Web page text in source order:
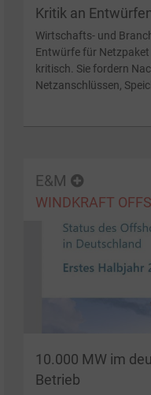
Kritik an
Wirtschafts- und
Entwürfe für Netzpaket
kritisch. Sie fordern
Netzanschlüssen,
E&M
WINDKRAFT
10.000 MW im
Betrieb